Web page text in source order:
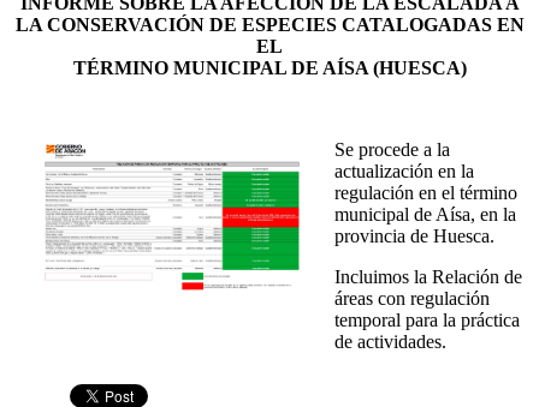
LA CONSERVACIÓN DE ESPECIES CATALOGADAS EN
EL
TÉRMINO MUNICIPAL DE AÍSA (HUESCA)
Se procede a la
actualización en la
regulación en el término
municipal de Aísa, en la
provincia de Huesca.
Incluimos la Relación de
áreas con regulación
temporal para la práctica
de actividades.